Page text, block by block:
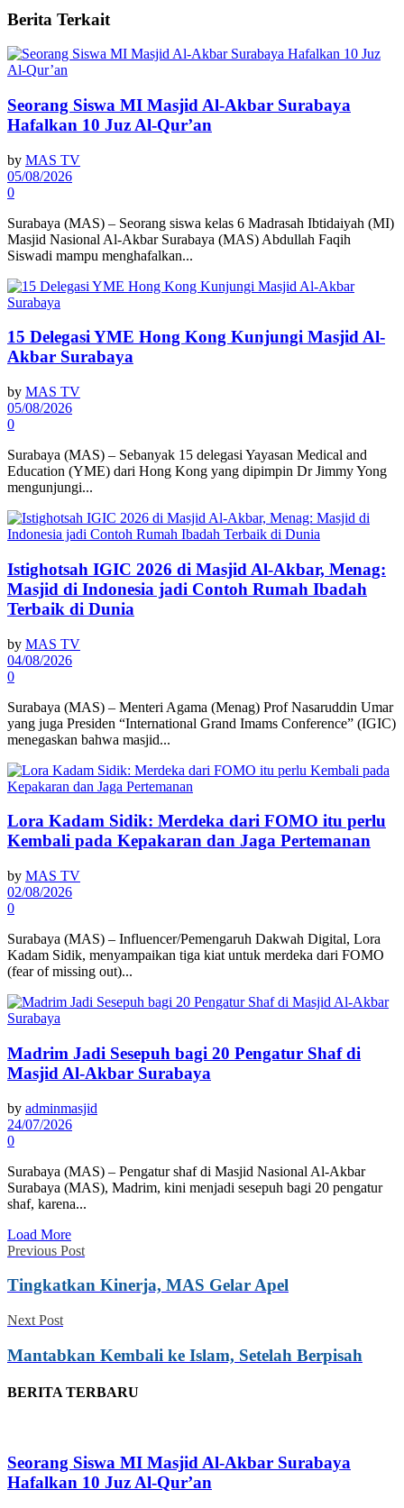
Berita Terkait
Seorang Siswa MI Masjid Al-Akbar Surabaya
Hafalkan 10 Juz Al-Qur’an
by MAS TV
05/08/2026
0
Surabaya (MAS) – Seorang siswa kelas 6 Madrasah Ibtidaiyah (MI)
Masjid Nasional Al-Akbar Surabaya (MAS) Abdullah Faqih
Siswadi mampu menghafalkan...
15 Delegasi YME Hong Kong Kunjungi Masjid Al-
Akbar Surabaya
by MAS TV
05/08/2026
0
Surabaya (MAS) – Sebanyak 15 delegasi Yayasan Medical and
Education (YME) dari Hong Kong yang dipimpin Dr Jimmy Yong
mengunjungi...
Istighotsah IGIC 2026 di Masjid Al-Akbar, Menag:
Masjid di Indonesia jadi Contoh Rumah Ibadah
Terbaik di Dunia
by MAS TV
04/08/2026
0
Surabaya (MAS) – Menteri Agama (Menag) Prof Nasaruddin Umar
yang juga Presiden “International Grand Imams Conference” (IGIC)
menegaskan bahwa masjid...
Lora Kadam Sidik: Merdeka dari FOMO itu perlu
Kembali pada Kepakaran dan Jaga Pertemanan
by MAS TV
02/08/2026
0
Surabaya (MAS) – Influencer/Pemengaruh Dakwah Digital, Lora
Kadam Sidik, menyampaikan tiga kiat untuk merdeka dari FOMO
(fear of missing out)...
Madrim Jadi Sesepuh bagi 20 Pengatur Shaf di
Masjid Al-Akbar Surabaya
by adminmasjid
24/07/2026
0
Surabaya (MAS) – Pengatur shaf di Masjid Nasional Al-Akbar
Surabaya (MAS), Madrim, kini menjadi sesepuh bagi 20 pengatur
shaf, karena...
Load More
Previous Post
Tingkatkan Kinerja, MAS Gelar Apel
Next Post
Mantabkan Kembali ke Islam, Setelah Berpisah
BERITA TERBARU
Seorang Siswa MI Masjid Al-Akbar Surabaya
Hafalkan 10 Juz Al-Qur’an